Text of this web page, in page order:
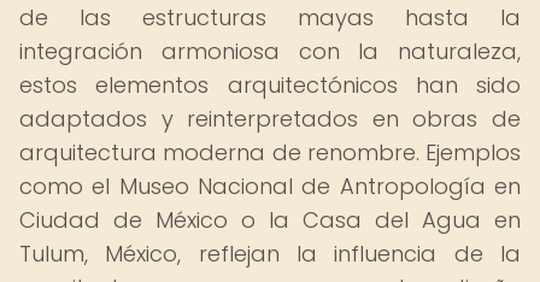
de las estructuras mayas hasta la
integración armoniosa con la naturaleza,
estos elementos arquitectónicos han sido
adaptados y reinterpretados en obras de
arquitectura moderna de renombre. Ejemplos
como el Museo Nacional de Antropología en
Ciudad de México o la Casa del Agua en
Tulum, México, reflejan la influencia de la